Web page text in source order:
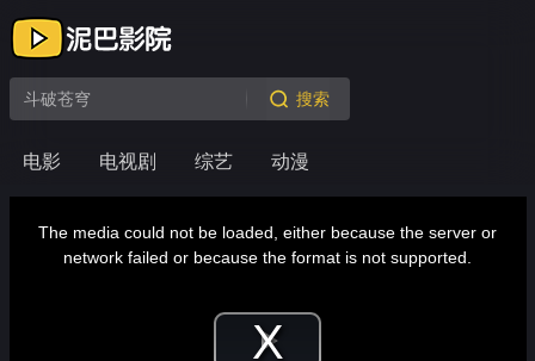
电影 电视剧 综艺 动漫
搜索
modalThe media could not be loaded, either because the server or
network failed or because the format is not supported.